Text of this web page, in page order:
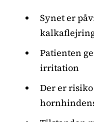
Synet er
Patienten
irritation
Der er